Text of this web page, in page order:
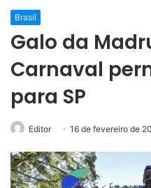
Brasil
Galo da
Carnaval
para SP
Editor 16 de fevereiro de